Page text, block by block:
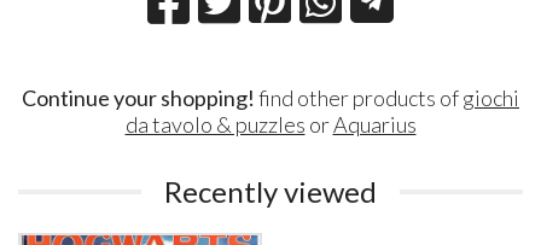
Continue your shopping! find other products ofgiochi
da tavolo & puzzles orAquarius
Recently viewed